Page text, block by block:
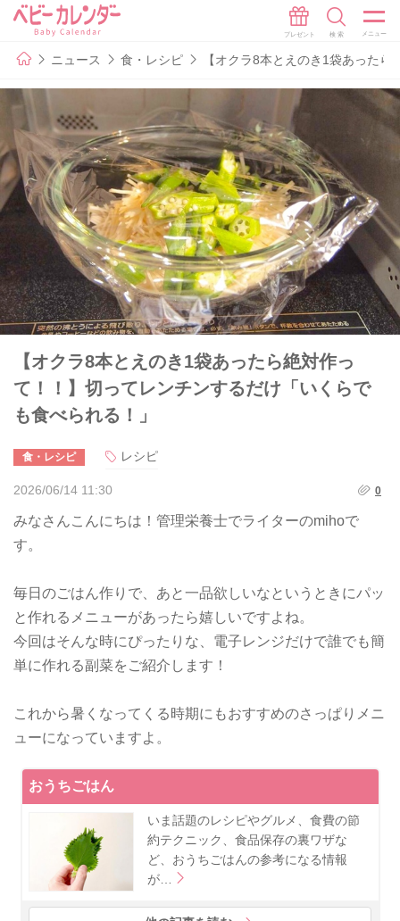
ニュース 食・レシピ 【オクラ8本とえのき1袋あった
【オクラ8本とえのき1袋あったら絶対作っ
て！！】切ってレンチンするだけ「いくらで
も食べられる！」
食・レシピ レシピ
2026/06/14 11:30 0
みなさんこんにちは！管理栄養士でライターのmihoで
す。
毎日のごはん作りで、あと一品欲しいなというときにパッ
と作れるメニューがあったら嬉しいですよね。
今回はそんな時にぴったりな、電子レンジだけで誰でも簡
単に作れる副菜をご紹介します！
これから暑くなってくる時期にもおすすめのさっぱりメニ
ューになっていますよ。
おうちごはん
いま話題のレシピやグルメ、食費の節
約テクニック、食品保存の裏ワザな
ど、おうちごはんの参考になる情報
が…